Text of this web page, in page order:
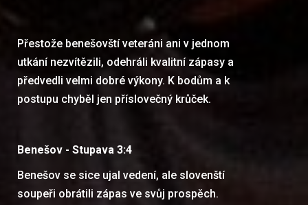
Přestože benešovští veteráni ani v jednom
utkání nezvítězili, odehráli kvalitní zápasy a
předvedli velmi dobré výkony. K bodům a k
postupu chyběl jen příslovečný krůček.
Benešov - Stupava 3:4
Benešov se sice ujal vedení, ale slovenští
soupeři obrátili zápas ve svůj prospěch.